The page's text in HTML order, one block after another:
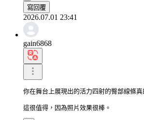
寫回覆
2026.07.01 23:41
gain6868
你在舞台上展現出的活力四射的臀部線條真
這很值得，因為照片效果很棒。